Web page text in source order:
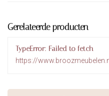
Gerelateerde producten
TypeError: Failed to fetch
https://